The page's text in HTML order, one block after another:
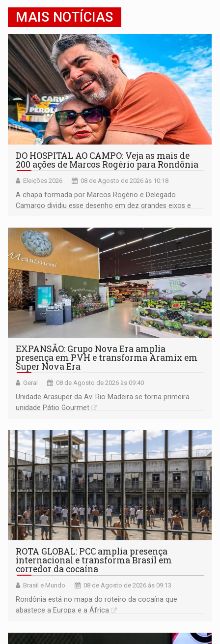
MAIS NOTÍCIAS
DO HOSPITAL AO CAMPO: Veja as mais de
200 ações de Marcos Rogério para Rondônia
Eleições 2026 08 de Agosto de 2026 às 10:18
A chapa formada por Marcos Rogério e Delegado
Camargo dividiu esse desenho em dez grandes eixos e
EXPANSÃO: Grupo Nova Era amplia
presença em PVH e transforma Aramix em
Super Nova Era
Geral 08 de Agosto de 2026 às 09:40
Unidade Arasuper da Av. Rio Madeira se torna primeira
unidade Pátio Gourmet
ROTA GLOBAL: PCC amplia presença
internacional e transforma Brasil em
corredor da cocaína
Brasil e Mundo 08 de Agosto de 2026 às 09:13
Rondônia está no mapa do roteiro da cocaína que
abastece a Europa e a África